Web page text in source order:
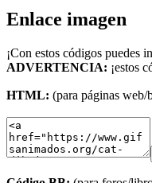
Enlace imagen
¡Con estos códigos puedes
ADVERTENCIA: ¡estos
HTML: (para páginas web/